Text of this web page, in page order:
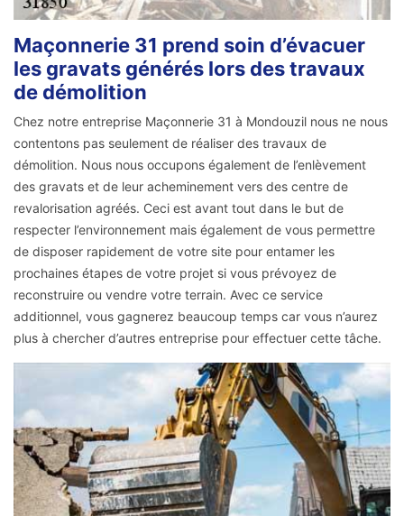
Maçonnerie 31 prend soin d’évacuer
les gravats générés lors des travaux
de démolition
Chez notre entreprise Maçonnerie 31 à Mondouzil nous ne nous
contentons pas seulement de réaliser des travaux de
démolition. Nous nous occupons également de l’enlèvement
des gravats et de leur acheminement vers des centre de
revalorisation agréés. Ceci est avant tout dans le but de
respecter l’environnement mais également de vous permettre
de disposer rapidement de votre site pour entamer les
prochaines étapes de votre projet si vous prévoyez de
reconstruire ou vendre votre terrain. Avec ce service
additionnel, vous gagnerez beaucoup temps car vous n’aurez
plus à chercher d’autres entreprise pour effectuer cette tâche.